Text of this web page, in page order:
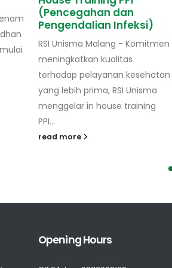
Pegawai RSI Unisma
Komitmen meningkatkan
kualitas terhadap mutu
pelayanan kesehatan rumah
sakit yang lebih prima, RSI
Unisma menggelar Pelatihan
Keselamatan Pasien Rumah
Sakit...
read more
Opening Hours